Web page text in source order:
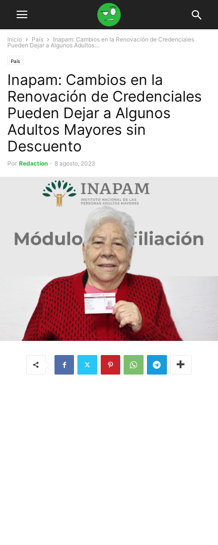
Inicio País
Inapam: Cambios en la Renovación de Credenciales
Pueden Dejar a Algunos Adultos...
País
Inapam: Cambios en la
Renovación de Credenciales
Pueden Dejar a Algunos
Adultos Mayores sin
Descuento
Por Redaction - 8 agosto, 2023